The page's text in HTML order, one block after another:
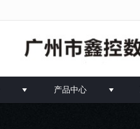
产品中心